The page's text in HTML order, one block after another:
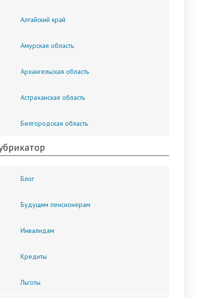
Алтайский край
Амурская область
Архангельская область
Астраханская область
Белгородская область
Блог
Будущим пенсионерам
Инвалидам
Кредиты
Льготы